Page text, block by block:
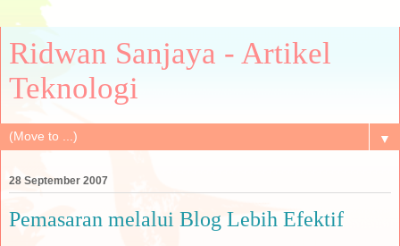
Ridwan Sanjaya - Artikel
Teknologi
▼
28 September 2007
Pemasaran melalui Blog Lebih Efektif